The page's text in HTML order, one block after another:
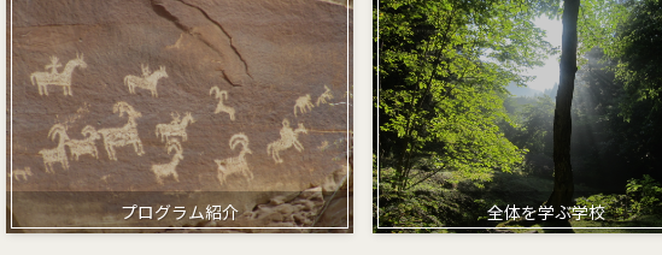
プログラム紹介 全体を学ぶ学校